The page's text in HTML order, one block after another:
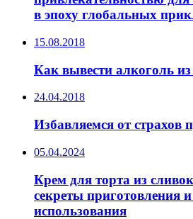
в эпоху глобальных
15.08.2018
Как вывести алкоголь
24.04.2018
Избавляемся от страхов
05.04.2024
Крем для торта из
секреты приготовления
использования